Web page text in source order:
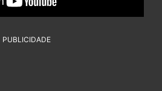
PUBLICIDADE